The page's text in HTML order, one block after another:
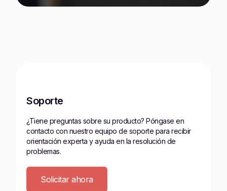
Soporte
¿Tiene preguntas sobre su producto? Póngase en
contacto con nuestro equipo de soporte para recibir
orientación experta y ayuda en la resolución de
problemas.
Solicitar ahora